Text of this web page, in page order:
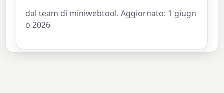
dal team di miniwebtool. Aggiornato: 1 giugn
o 2026